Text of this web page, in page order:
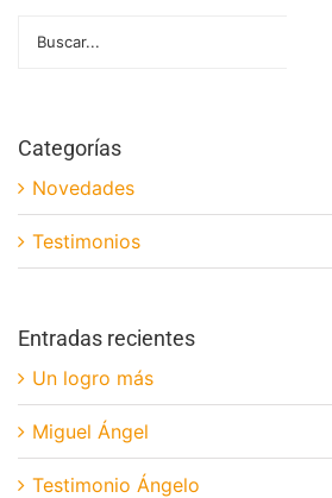
Categorías
Novedades
Testimonios
Entradas recientes
Un logro más
Miguel Ángel
Testimonio Ángelo